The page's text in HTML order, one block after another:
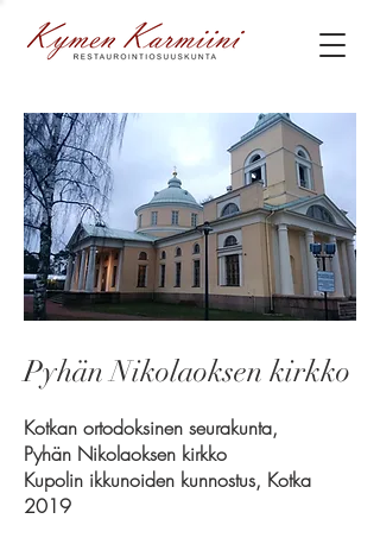
Pyhän Nikolaoksen kirkko
Kotkan ortodoksinen seurakunta,
Pyhän Nikolaoksen kirkko
Kupolin ikkunoiden kunnostus, Kotka
2019